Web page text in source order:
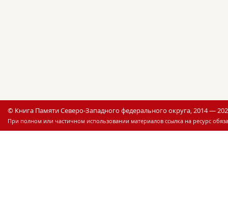
© Книга Памяти Северо-Западного федерального округа, 2014 —
При полном или частичном использовании материалов ссылка на ресурс